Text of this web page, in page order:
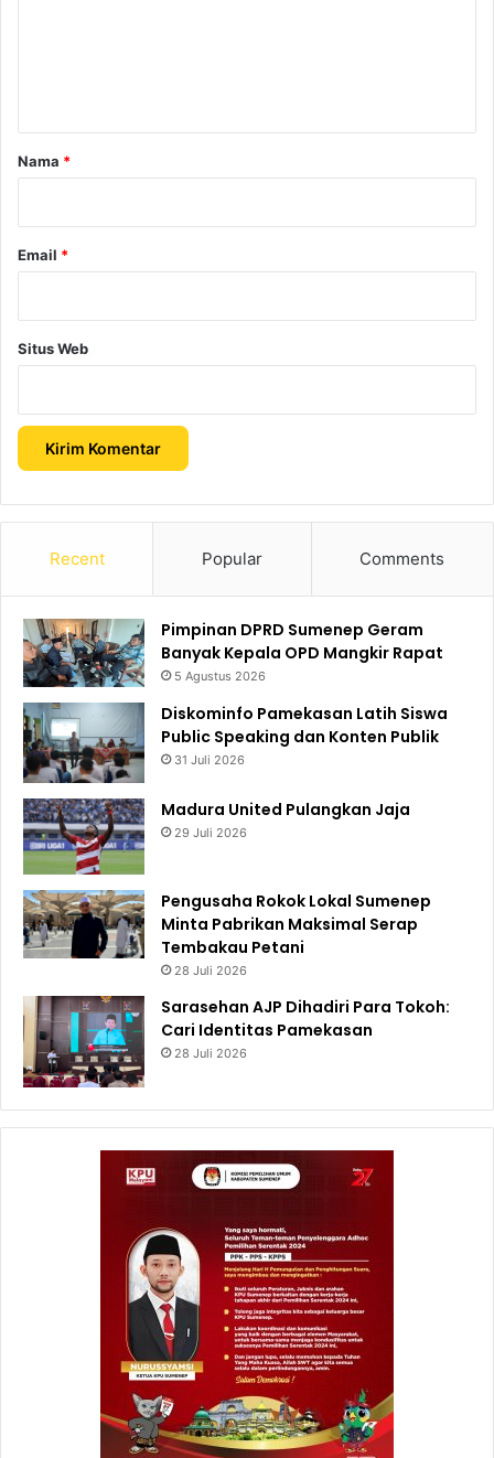
rNama *
Email *
Situs Web
Recent Popular Comments
Pimpinan DPRD Sumenep Geram
Banyak Kepala OPD Mangkir Rapat
5 Agustus 2026
Diskominfo Pamekasan Latih Siswa
Public Speaking dan Konten Publik
31 Juli 2026
Madura United Pulangkan Jaja
29 Juli 2026
Pengusaha Rokok Lokal Sumenep
Minta Pabrikan Maksimal Serap
Tembakau Petani
28 Juli 2026
Sarasehan AJP Dihadiri Para Tokoh:
Cari Identitas Pamekasan
28 Juli 2026